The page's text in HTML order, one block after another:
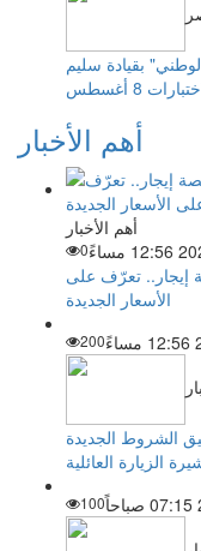
بقيادة سليم
8 أغسطس
أهم الأخبار
أهم الأخبار
0
إيجار.. تعرّف على
الأسعار الجديدة
200
الشروط الجديدة
الزيارة العائلية
100